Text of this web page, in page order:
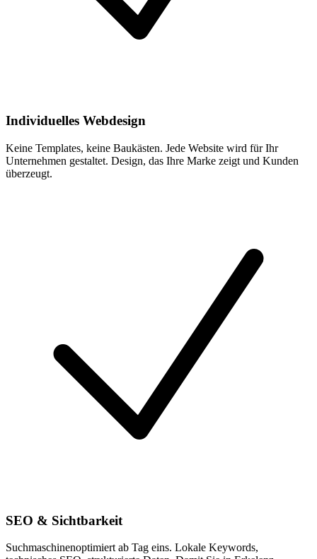
Individuelles Webdesign
Keine Templates, keine Baukästen. Jede Website wird für Ihr
Unternehmen gestaltet. Design, das Ihre Marke zeigt und Kunden
überzeugt.
SEO & Sichtbarkeit
Suchmaschinenoptimiert ab Tag eins. Lokale Keywords,